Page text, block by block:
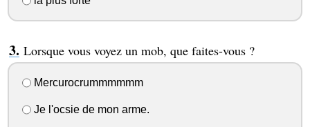
Lorsque vous voyez un mob, que faites-vous ?
Mercurocrummmmmm
Je l'ocsie de mon arme.